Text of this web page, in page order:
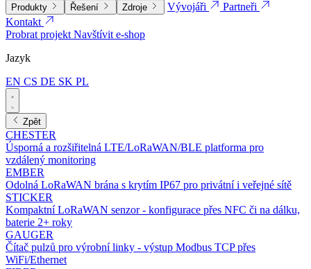
Produkty Řešení Zdroje Vývojáři
Partneři
Kontakt
Probrat projektNavštívit e-shop
Jazyk
EN CS DE SK PL
Zpět
CHESTER
Úsporná a rozšiřitelná LTE/LoRaWAN/BLE platforma pro
vzdálený monitoring
EMBER
Odolná LoRaWAN brána s krytím IP67 pro privátní i veřejné sítě
STICKER
Kompaktní LoRaWAN senzor - konfigurace přes NFC či na dálku,
baterie 2+ roky
GAUGER
Čítač pulzů pro výrobní linky - výstup Modbus TCP přes
WiFi/Ethernet